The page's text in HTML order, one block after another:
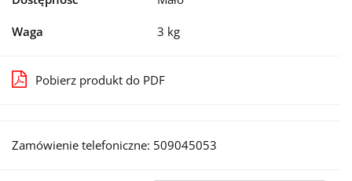
Waga 3 kg
Pobierz produkt do PDF
Zamówienie telefoniczne: 509045053